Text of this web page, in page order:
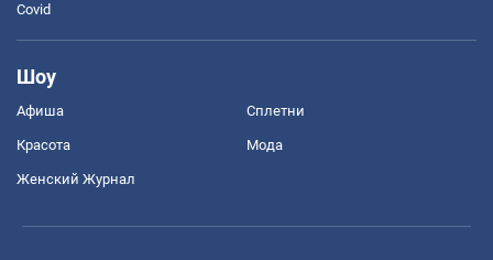
Covid
Шоу
Афиша Сплетни
Красота Мода
Женский Журнал